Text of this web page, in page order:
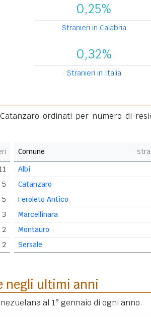
0,25%
Stranieri in Calabria
0,32%
Stranieri in Italia
ordinati per numero di
11
5
5
3
2
2
Comune
Albi
Catanzaro
Feroleto Antico
Marcellinara
Montauro
Sersale
negli ultimi anni
al 1° gennaio di ogni anno.